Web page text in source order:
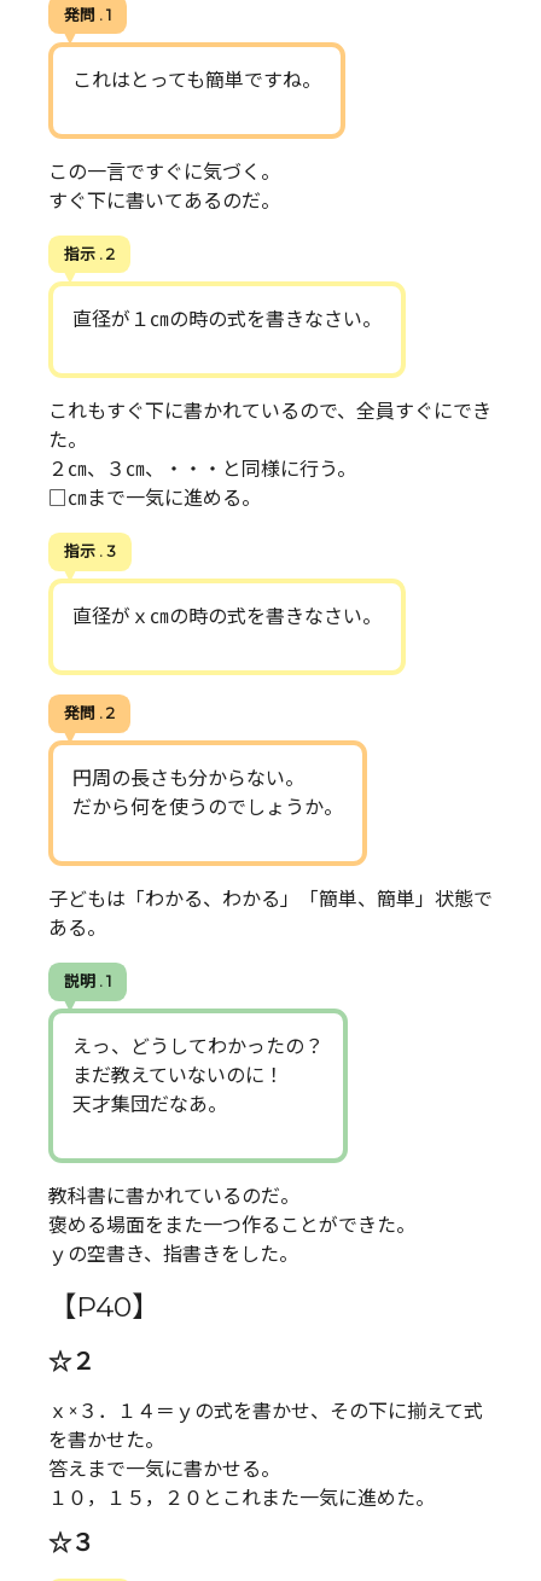
発問 . 1
これはとっても簡単ですね。
この一言ですぐに気づく。
すぐ下に書いてあるのだ。
指示 . 2
直径が１㎝の時の式を書きなさい。
これもすぐ下に書かれているので、全員すぐにでき
た。
２㎝、３㎝、・・・と同様に行う。
□㎝まで一気に進める。
指示 . 3
直径がｘ㎝の時の式を書きなさい。
発問 . 2
円周の長さも分からない。
だから何を使うのでしょうか。
子どもは「わかる、わかる」「簡単、簡単」状態で
ある。
説明 . 1
えっ、どうしてわかったの？
まだ教えていないのに！
天才集団だなあ。
教科書に書かれているのだ。
褒める場面をまた一つ作ることができた。
ｙの空書き、指書きをした。
【P40】
☆２
ｘ×３．１４＝ｙの式を書かせ、その下に揃えて式
を書かせた。
答えまで一気に書かせる。
１０，１５，２０とこれまた一気に進めた。
☆３